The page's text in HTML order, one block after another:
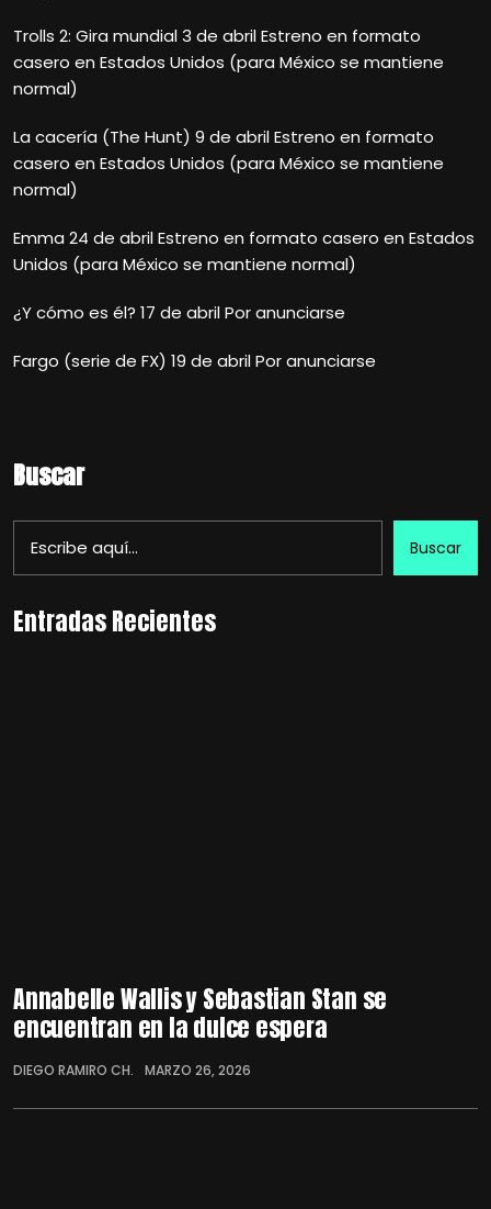
Trolls 2: Gira mundial 3 de abril Estreno en formato
casero en Estados Unidos (para México se mantiene
normal)
La cacería (The Hunt) 9 de abril Estreno en formato
casero en Estados Unidos (para México se mantiene
normal)
Emma 24 de abril Estreno en formato casero en Estados
Unidos (para México se mantiene normal)
¿Y cómo es él? 17 de abril Por anunciarse
Fargo (serie de FX) 19 de abril Por anunciarse
Buscar
Buscar
Entradas Recientes
Annabelle Wallis y Sebastian Stan se
encuentran en la dulce espera
DIEGO RAMIRO CH. MARZO 26, 2026